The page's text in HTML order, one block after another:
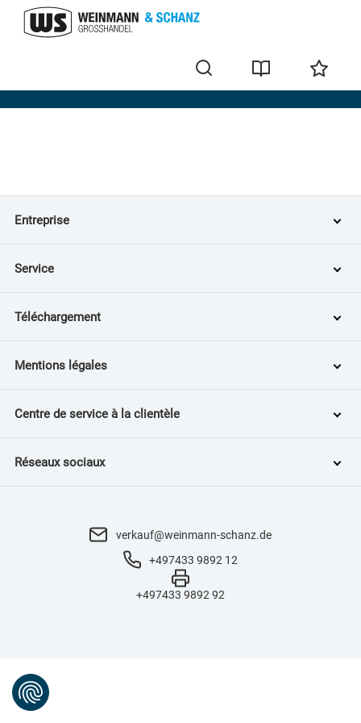
Home
Entreprise
Service
Téléchargement
Mentions légales
Centre de service à la clientèle
Réseaux sociaux
verkauf@weinmann-schanz.de
+497433 9892 12
+497433 9892 92